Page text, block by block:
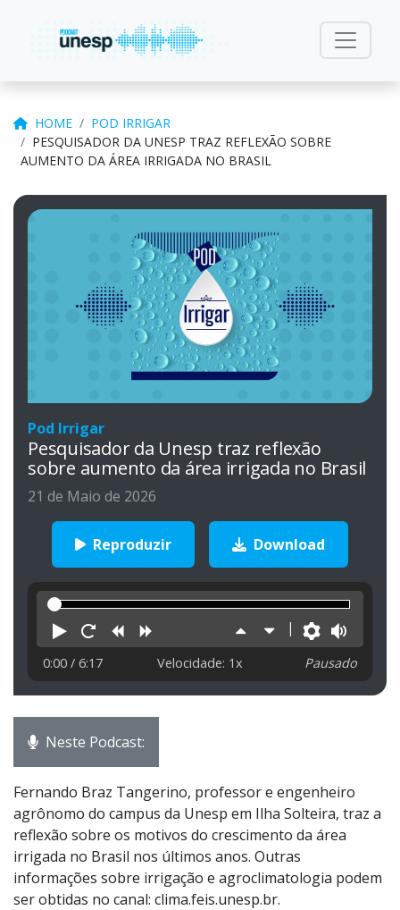
HOME
POD IRRIGAR
PESQUISADOR DA UNESP TRAZ REFLEXÃO SOBRE
AUMENTO DA ÁREA IRRIGADA NO BRASIL
Pod Irrigar
Pesquisador da Unesp traz reflexão
sobre aumento da área irrigada no Brasil
21 de Maio de 2026
Reproduzir Download
Reproduzir
ReiniciarRetroceder
Aumentar
velocidade
Diminuir
velocidade
0:00 / 6:17 Velocidade: 1x Pausado
Neste Podcast:
Fernando Braz Tangerino, professor e engenheiro
agrônomo do campus da Unesp em Ilha Solteira, traz a
reflexão sobre os motivos do crescimento da área
irrigada no Brasil nos últimos anos. Outras
informações sobre irrigação e agroclimatologia podem
ser obtidas no canal: clima.feis.unesp.br.